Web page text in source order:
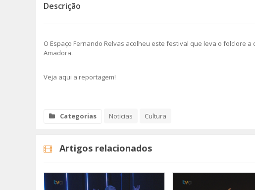
Descrição
O Espaço Fernando Relvas acolheu este festival que leva o folclore
Amadora.
Veja aqui a reportagem!
Categorias Noticias Cultura
Artigos relacionados